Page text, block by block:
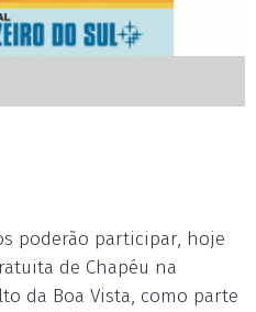
poderão participar, hoje
de Chapéu na
da Boa Vista, como parte